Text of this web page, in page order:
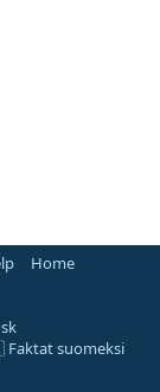
Home
suomeksi